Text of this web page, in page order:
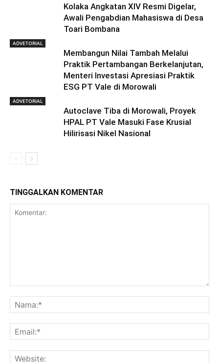
Kolaka Angkatan XIV Resmi Digelar,
Awali Pengabdian Mahasiswa di Desa
Toari Bombana
ADVETORIAL
Membangun Nilai Tambah Melalui
Praktik Pertambangan Berkelanjutan,
Menteri Investasi Apresiasi Praktik
ESG PT Vale di Morowali
ADVETORIAL
Autoclave Tiba di Morowali, Proyek
HPAL PT Vale Masuki Fase Krusial
Hilirisasi Nikel Nasional
TINGGALKAN KOMENTAR